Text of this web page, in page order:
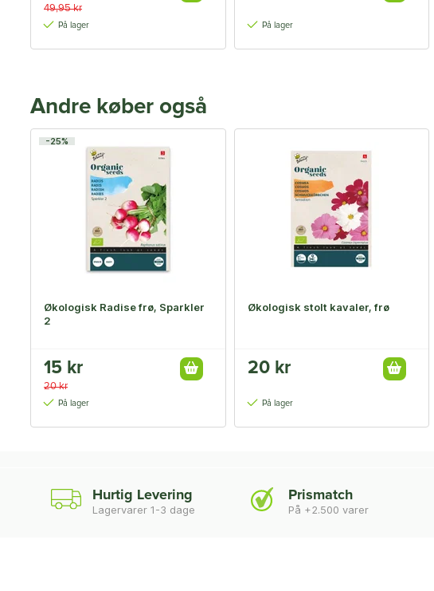
49,95 kr
På lager På lager
Andre køber også
-25%
Økologisk Radise frø, Sparkler
2
15 kr
20 kr
På lager
Økologisk stolt kavaler, frø
20 kr
På lager
Hurtig Levering
Lagervarer 1-3 dage
Prismatch
På +2.500 varer